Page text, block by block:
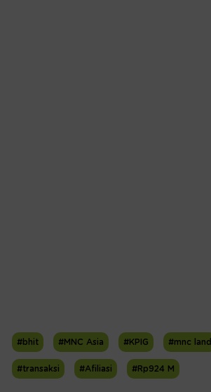
#bhit #MNC Asia #KPIG #mnc land
#transaksi #Afiliasi #Rp924 M